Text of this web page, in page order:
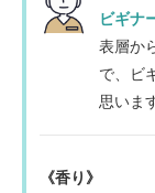
ビギ
表層か
で、ビ
思いま
《香り》